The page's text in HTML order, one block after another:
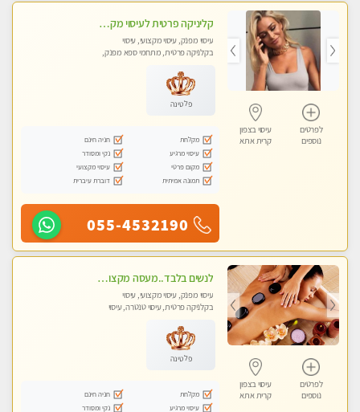
לפרטים
נוספים
עיסוי בצפון
קרית אתא
קליניקה פרטית לעיסוי מקצועי ואלטרנטיבי ברמה גבוהה VIP תתקשר ..... highly recommended..new in the city
עיסוי מפנק, עיסוי מקצועי, עיסוי
בקלניקה פרטית, מתחמי ספא מפנק,
טנטרה, עיסוי מגבר לגבר, עיסוי מגבר
לאישה
פלטינה
מקלחת
חניה חינם
עיסוי מרגיע
נקי ומסודר
מקום פרטי
עיסוי מקצועי
תמונה אמיתית
דוברת עיברית
055-4532190
לפרטים
נוספים
עיסוי בצפון
קרית אתא
לנשים בלבד..מעסה מקצועי לנשים בלבד לעיסוי מרגיע ומפנק VIP-מומלץ לחלוטין! פרטי! ​​​​​​
עיסוי מפנק, עיסוי מקצועי, עיסוי
בקלניקה פרטית, עיסוי טנטרה, עיסוי
פלטינה
מקלחת
חניה חינם
עיסוי מרגיע
נקי ומסודר